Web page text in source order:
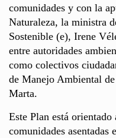
comunidades y con la
Naturaleza, la ministra
Sostenible (e), Irene
entre autoridades
como colectivos
de Manejo Ambiental
Marta.
Este Plan está
comunidades